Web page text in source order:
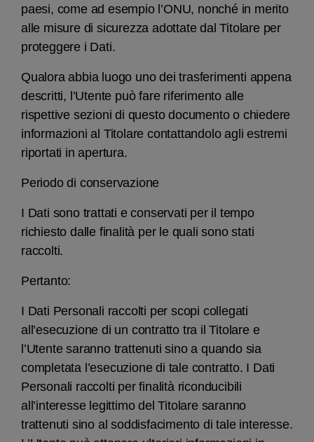
paesi, come ad esempio l’ONU, nonché in merito
alle misure di sicurezza adottate dal Titolare per
proteggere i Dati.
Qualora abbia luogo uno dei trasferimenti appena
descritti, l’Utente può fare riferimento alle
rispettive sezioni di questo documento o chiedere
informazioni al Titolare contattandolo agli estremi
riportati in apertura.
Periodo di conservazione
I Dati sono trattati e conservati per il tempo
richiesto dalle finalità per le quali sono stati
raccolti.
Pertanto:
I Dati Personali raccolti per scopi collegati
all’esecuzione di un contratto tra il Titolare e
l’Utente saranno trattenuti sino a quando sia
completata l’esecuzione di tale contratto. I Dati
Personali raccolti per finalità riconducibili
all’interesse legittimo del Titolare saranno
trattenuti sino al soddisfacimento di tale interesse.